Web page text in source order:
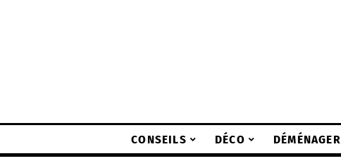
CONSEILS DÉCO DÉMÉNAGER